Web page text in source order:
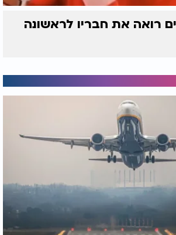
רואה את חבריו לראשונה